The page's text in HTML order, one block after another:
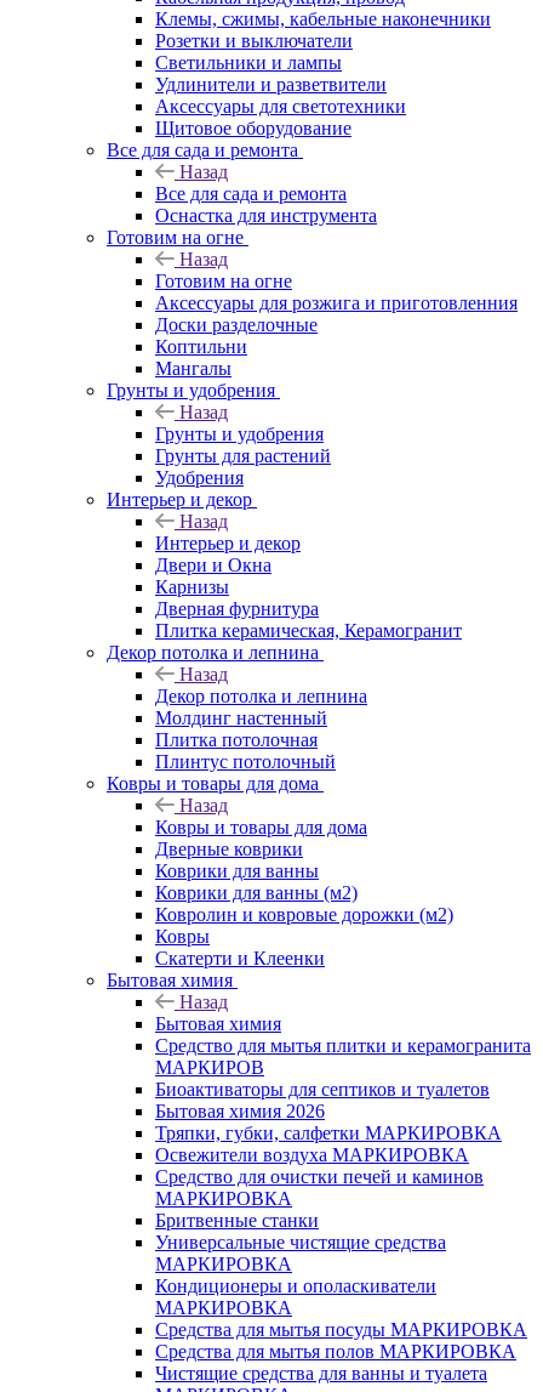
Клемы, сжимы, кабельные наконечники
Розетки и выключатели
Светильники и лампы
Удлинители и разветвители
Аксессуары для светотехники
Щитовое оборудование
Все для сада и ремонта
Назад
Все для сада и ремонта
Оснастка для инструмента
Готовим на огне
Назад
Готовим на огне
Аксессуары для розжига и приготовленния
Доски разделочные
Коптильни
Мангалы
Грунты и удобрения
Назад
Грунты и удобрения
Грунты для растений
Удобрения
Интерьер и декор
Назад
Интерьер и декор
Двери и Окна
Карнизы
Дверная фурнитура
Плитка керамическая, Керамогранит
Декор потолка и лепнина
Назад
Декор потолка и лепнина
Молдинг настенный
Плитка потолочная
Плинтус потолочный
Ковры и товары для дома
Назад
Ковры и товары для дома
Дверные коврики
Коврики для ванны
Коврики для ванны (м2)
Ковролин и ковровые дорожки (м2)
Ковры
Скатерти и Клеенки
Бытовая химия
Назад
Бытовая химия
Средство для мытья плитки и керамогранита
МАРКИРОВ
Биоактиваторы для септиков и туалетов
Бытовая химия 2026
Тряпки, губки, салфетки МАРКИРОВКА
Освежители воздуха МАРКИРОВКА
Средство для очистки печей и каминов
МАРКИРОВКА
Бритвенные станки
Универсальные чистящие средства
МАРКИРОВКА
Кондиционеры и ополаскиватели
МАРКИРОВКА
Средства для мытья посуды МАРКИРОВКА
Средства для мытья полов МАРКИРОВКА
Чистящие средства для ванны и туалета